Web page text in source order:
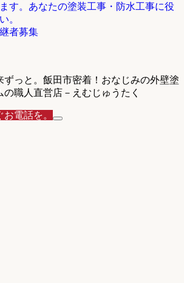
す。あなたの塗装工事・防水工事に役
。
者募集
ずっと。飯田市密着！おなじみの外壁塗
職人直営店－えむじゅうたく
電話を。